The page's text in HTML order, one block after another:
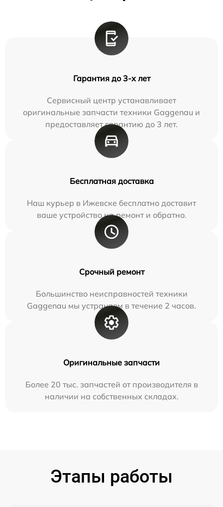
Гарантия до 3-х лет
Сервисный центр устанавливает
оригинальные запчасти техники Gaggenau и
предоставляет гарантию до 3 лет.
Бесплатная доставка
Наш курьер в Ижевске бесплатно доставит
ваше устройство на ремонт и обратно.
Срочный ремонт
Большинство неисправностей техники
Gaggenau мы устраняем в течение 2 часов.
Оригинальные запчасти
Более 20 тыс. запчастей от производителя в
наличии на собственных складах.
Этапы работы